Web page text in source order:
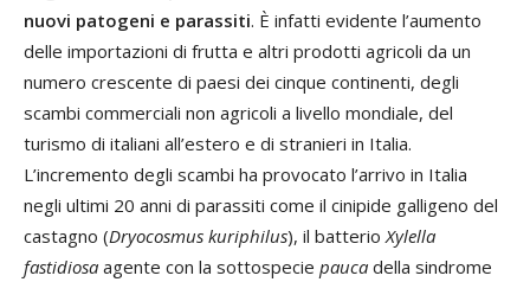
nuovi patogeni e parassiti. È infatti evidente l’aumento
delle importazioni di frutta e altri prodotti agricoli da un
numero crescente di paesi dei cinque continenti, degli
scambi commerciali non agricoli a livello mondiale, del
turismo di italiani all’estero e di stranieri in Italia.
L’incremento degli scambi ha provocato l’arrivo in Italia
negli ultimi 20 anni di parassiti come il cinipide galligeno del
castagno (Dryocosmus kuriphilus), il batterio Xylella
fastidiosa agente con la sottospecie pauca della sindrome